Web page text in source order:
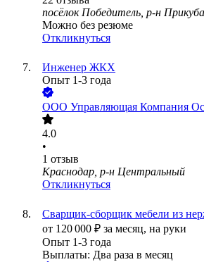
посёлок Победитель, р-н
Можно без резюме
Откликнуться
Инженер ЖКХ
Опыт 1-3 года
ООО Управляющая Компания
4.0
•
1 отзыв
Краснодар, р-н Центральный
Откликнуться
Сварщик-сборщик мебели из
от 120 000 ₽ за месяц, на руки
Опыт 1-3 года
Выплаты: Два раза в месяц